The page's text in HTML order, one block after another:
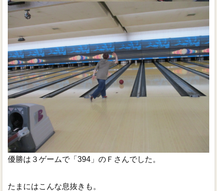
優勝は３ゲームで「394」のＦさんでした。
たまにはこんな息抜きも。